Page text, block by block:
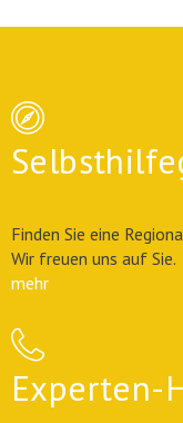
Finden Sie eine
Wir freuen uns auf Sie.
mehr
Experten-